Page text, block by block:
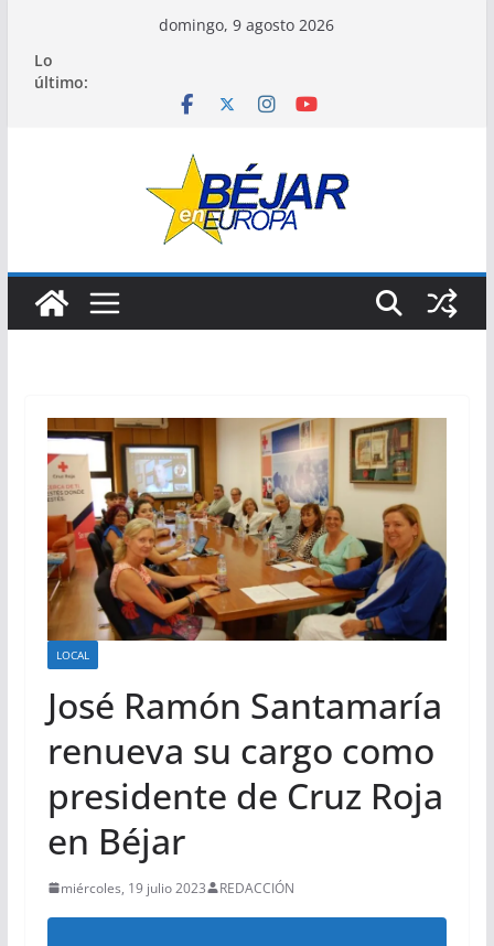
contenido
domingo, 9 agosto 2026
Lo
último:
LOCAL
José Ramón Santamaría
renueva su cargo como
presidente de Cruz Roja
en Béjar
miércoles, 19 julio 2023 REDACCIÓN